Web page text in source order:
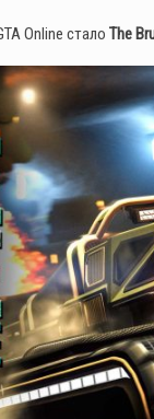
Online стало The